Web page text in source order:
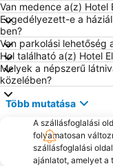
Van medence a(z) Hotel
Engedélyezett-e a
ben?
Van parkolási lehetőség
Hol található a(z) Hotel
Melyek a népszerű
közelében?
Több mutatása
A szállásfoglalási
folyamatosan
szállásfoglalási
ajánlatot, amelyet a